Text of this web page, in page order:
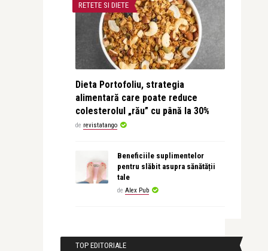
RETETE SI DIETE
Dieta Portofoliu, strategia
alimentară care poate reduce
colesterolul „rău” cu până la 30%
de revistatango
Beneficiile suplimentelor
pentru slăbit asupra sănătății
tale
de Alex Pub
TOP EDITORIALE